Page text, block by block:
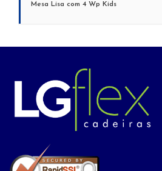
Mesa Lisa com 4 Wp Kids